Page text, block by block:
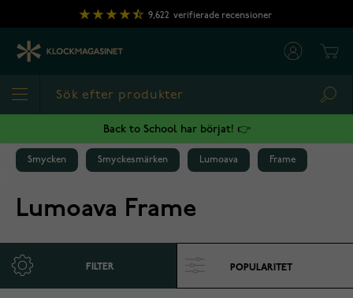
Hoppa till innehållet
9,622 verifierade recensioner
Back to School har börjat! 👉
Smycken Smyckesmärken Lumoava Frame
Lumoava Frame
FILTER